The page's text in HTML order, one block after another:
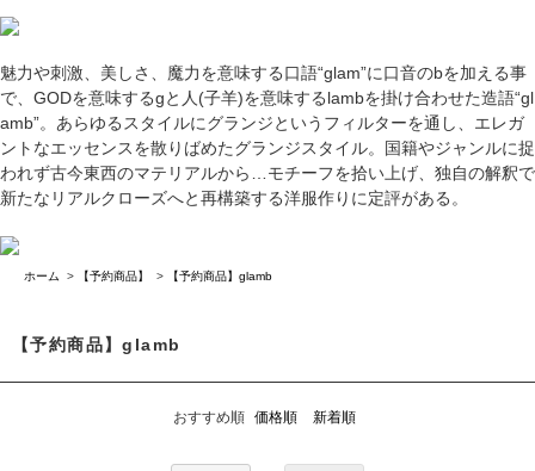
魅力や刺激、美しさ、魔力を意味する口語“glam”に口音のbを加える事
で、GODを意味するgと人(子羊)を意味するlambを掛け合わせた造語“gl
amb”。あらゆるスタイルにグランジというフィルターを通し、エレガ
ントなエッセンスを散りばめたグランジスタイル。国籍やジャンルに捉
われず古今東西のマテリアルから…モチーフを拾い上げ、独自の解釈で
新たなリアルクローズへと再構築する洋服作りに定評がある。
ホーム > 【予約商品】 > 【予約商品】glamb
【予約商品】glamb
おすすめ順 価格順 新着順